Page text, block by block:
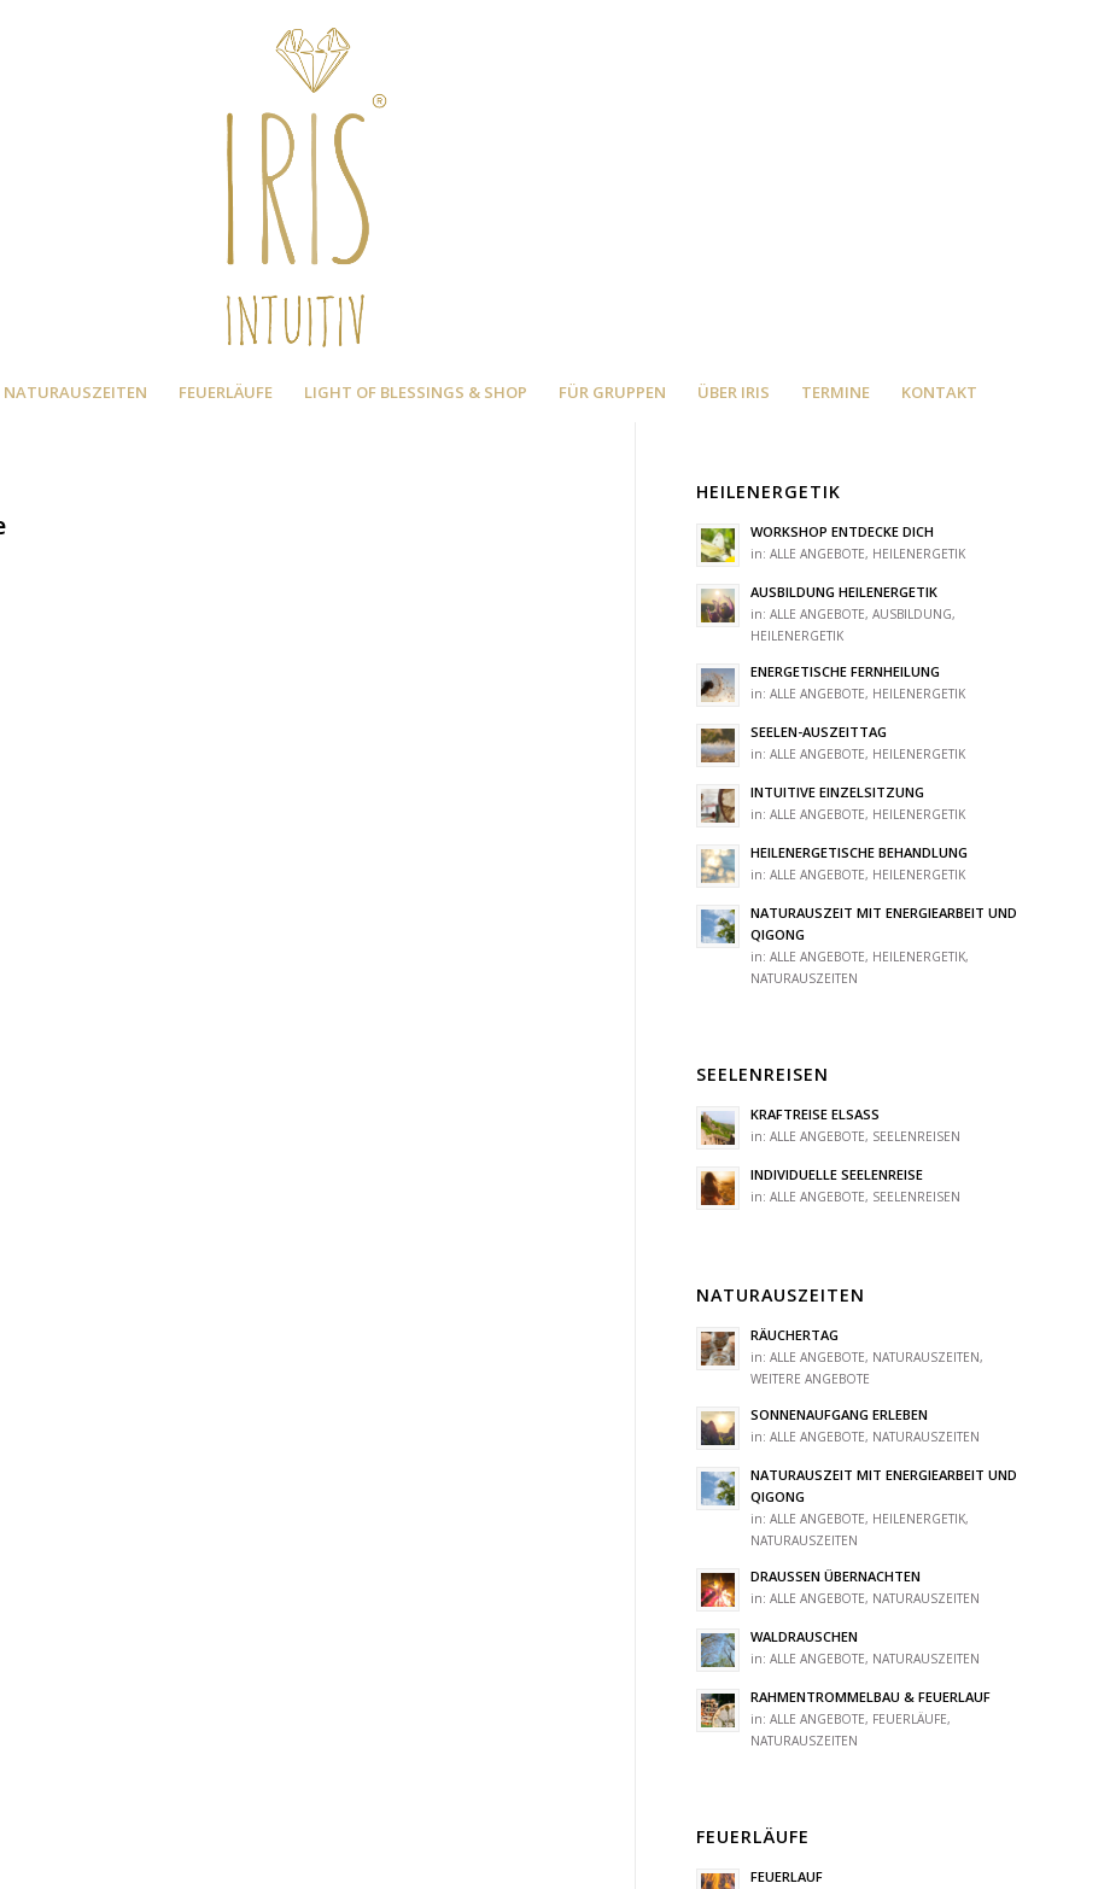
NATURAUSZEITEN FEUERLÄUFE LIGHT OF BLESSINGS & SHOP FÜR GRUPPEN ÜBER IRIS TERMINE KONTAKT
HEILENERGETIK
WORKSHOP ENTDECKE DICH
in:ALLE ANGEBOTE, HEILENERGETIK
AUSBILDUNG HEILENERGETIK
in:ALLE ANGEBOTE,AUSBILDUNG,
HEILENERGETIK
ENERGETISCHE FERNHEILUNG
in:ALLE ANGEBOTE, HEILENERGETIK
SEELEN-AUSZEITTAG
in:ALLE ANGEBOTE, HEILENERGETIK
INTUITIVE EINZELSITZUNG
in:ALLE ANGEBOTE, HEILENERGETIK
HEILENERGETISCHE BEHANDLUNG
in:ALLE ANGEBOTE, HEILENERGETIK
NATURAUSZEIT MIT ENERGIEARBEIT UND
QIGONG
in:ALLE ANGEBOTE, HEILENERGETIK,
NATURAUSZEITEN
SEELENREISEN
KRAFTREISE ELSASS
in:ALLE ANGEBOTE, SEELENREISEN
INDIVIDUELLE SEELENREISE
in:ALLE ANGEBOTE, SEELENREISEN
NATURAUSZEITEN
RÄUCHERTAG
in:ALLE ANGEBOTE, NATURAUSZEITEN,
WEITERE ANGEBOTE
SONNENAUFGANG ERLEBEN
in:ALLE ANGEBOTE, NATURAUSZEITEN
NATURAUSZEIT MIT ENERGIEARBEIT UND
QIGONG
in:ALLE ANGEBOTE, HEILENERGETIK,
NATURAUSZEITEN
DRAUSSEN ÜBERNACHTEN
in:ALLE ANGEBOTE, NATURAUSZEITEN
WALDRAUSCHEN
in:ALLE ANGEBOTE, NATURAUSZEITEN
RAHMENTROMMELBAU & FEUERLAUF
in:ALLE ANGEBOTE, FEUERLÄUFE,
NATURAUSZEITEN
FEUERLÄUFE
FEUERLAUF